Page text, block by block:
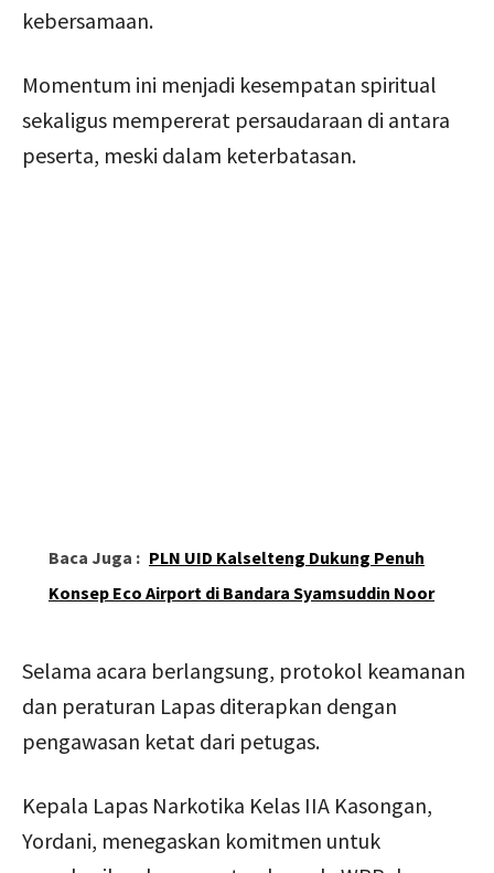
kebersamaan.
Momentum ini menjadi kesempatan spiritual
sekaligus mempererat persaudaraan di antara
peserta, meski dalam keterbatasan.
Baca Juga : PLN UID Kalselteng Dukung Penuh
Konsep Eco Airport di Bandara Syamsuddin Noor
Selama acara berlangsung, protokol keamanan
dan peraturan Lapas diterapkan dengan
pengawasan ketat dari petugas.
Kepala Lapas Narkotika Kelas IIA Kasongan,
Yordani, menegaskan komitmen untuk